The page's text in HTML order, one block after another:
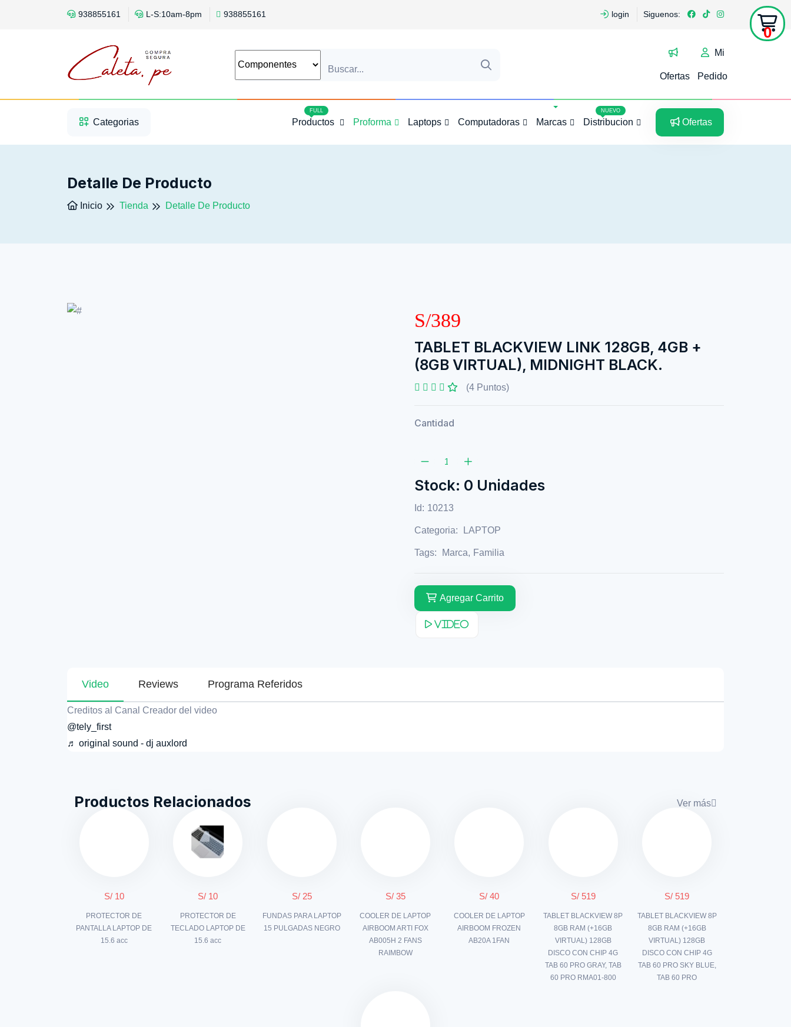
938855161 L-S:10am-8pm 938855161 login Siguenos:
Ofertas
Mi
Pedido
0
5
5
Categorias
Productos
FULL
Proforma Laptops Computadoras Marcas Distribucion
NUEVO
Ofertas
Detalle De Producto
Inicio Tienda Detalle De Producto
S/389
TABLET BLACKVIEW LINK 128GB, 4GB +
(8GB VIRTUAL), MIDNIGHT BLACK.
(4 Puntos)
Cantidad
Stock: 0 Unidades
Id: 10213
Categoria: LAPTOP
Tags: Marca, Familia
Agregar Carrito
Video
Video Reviews Programa Referidos
Creditos al Canal Creador del video
@tely_first
♬ original sound - dj auxlord
Productos Relacionados Ver más
S/ 10
PROTECTOR DE
PANTALLA LAPTOP DE
15.6 acc
S/ 10
PROTECTOR DE
TECLADO LAPTOP DE
15.6 acc
S/ 25
FUNDAS PARA LAPTOP
15 PULGADAS NEGRO
S/ 35
COOLER DE LAPTOP
AIRBOOM ARTI FOX
AB005H 2 FANS
RAIMBOW
S/ 40
COOLER DE LAPTOP
AIRBOOM FROZEN
AB20A 1FAN
S/ 519
TABLET BLACKVIEW 8P
8GB RAM (+16GB
VIRTUAL) 128GB
DISCO CON CHIP 4G
TAB 60 PRO GRAY, TAB
60 PRO RMA01-800
S/ 519
TABLET BLACKVIEW 8P
8GB RAM (+16GB
VIRTUAL) 128GB
DISCO CON CHIP 4G
TAB 60 PRO SKY BLUE,
TAB 60 PRO